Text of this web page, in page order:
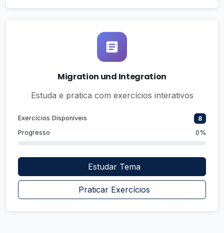
Migration und Integration
Estuda e pratica com exercícios interativos
Exercícios Disponíveis
8
Progresso
0%
Estudar Tema
Praticar Exercícios